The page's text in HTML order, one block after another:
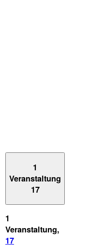
1
Veranstaltung
17
1
Veranstaltung,
17